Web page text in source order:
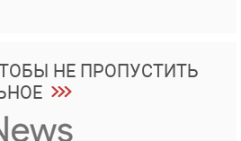
НЕ ПРОПУСТИТЬ